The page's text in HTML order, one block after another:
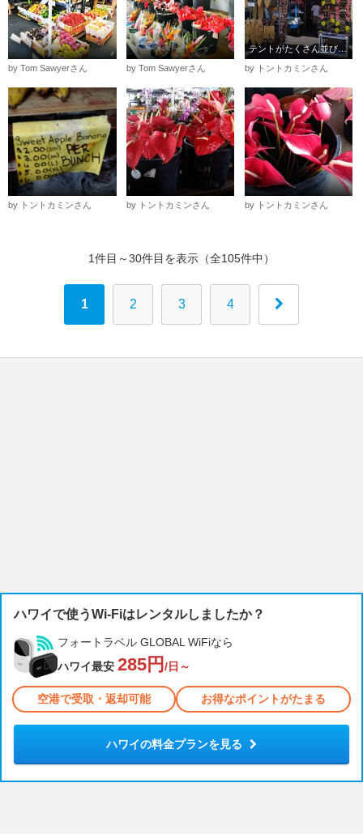
by Tom Sawyerさん by Tom Sawyerさん
テントがたくさん並びます
by トントカミンさん
by トントカミンさん by トントカミンさん by トントカミンさん
1件目～30件目を表示（全105件中）
1 2 3 4
ハワイで使うWi-Fiはレンタルしましたか？
フォートラベル GLOBAL WiFiなら
ハワイ最安 285円 /日～
空港で受取・返却可能 お得なポイントがたまる
ハワイの料金プランを見る